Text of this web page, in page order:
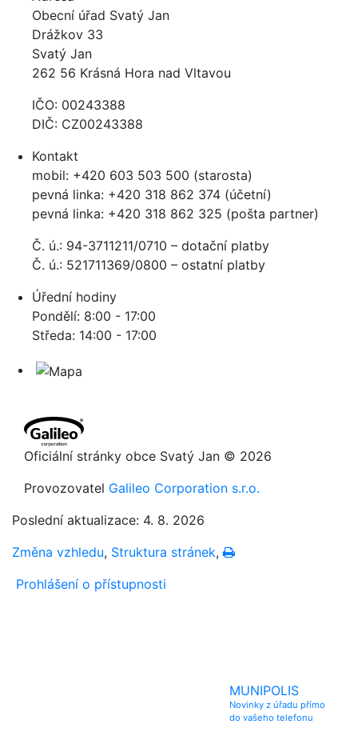
MUNIPOLIS
Novinky z úřadu přímo
do vašeho telefonu
Obecní úřad Svatý Jan
Drážkov 33
Svatý Jan
262 56 Krásná Hora nad Vltavou
IČO: 00243388
DIČ: CZ00243388
Kontakt
mobil: +420 603 503 500 (starosta)
pevná linka: +420 318 862 374 (účetní)
pevná linka: +420 318 862 325 (pošta partner)
Č. ú.: 94-3711211/0710 – dotační platby
Č. ú.: 521711369/0800 – ostatní platby
Úřední hodiny
Pondělí: 8:00 - 17:00
Středa: 14:00 - 17:00
Oficiální stránky obce Svatý Jan © 2026
Provozovatel Galileo Corporation s.r.o.
Poslední aktualizace: 4. 8. 2026
Změna vzhledu, Struktura stránek,
Prohlášení o přístupnosti